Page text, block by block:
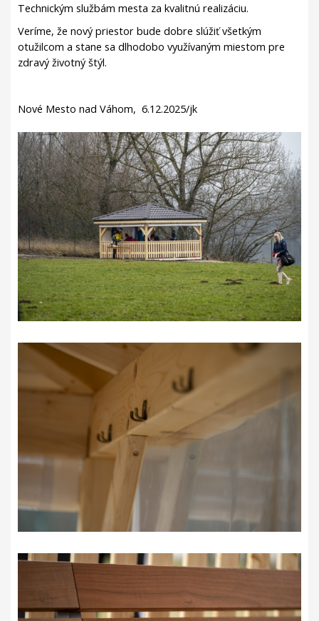
Technickým službám mesta za kvalitnú realizáciu.
Veríme, že nový priestor bude dobre slúžiť všetkým
otužilcom a stane sa dlhodobo využívaným miestom pre
zdravý životný štýl.
Nové Mesto nad Váhom, 6.12.2025/jk